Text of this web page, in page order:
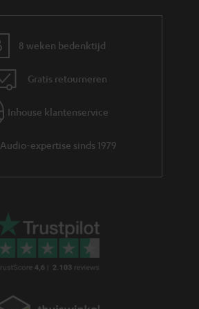
8 weken bedenktijd
Gratis retourneren
Inhouse klantenservice
Audio-expertise sinds 1979